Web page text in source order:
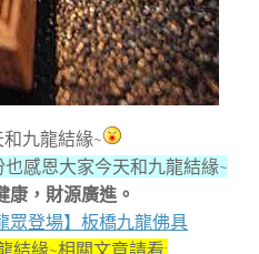
九龍結緣~
感恩大家今天和九龍結緣~
康，財源廣進。
眾登場】板橋九龍佛具
結緣~相關文章請看: